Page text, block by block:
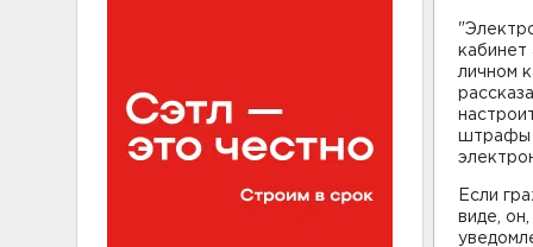
кабинет
личном
штрафы
Если
виде,